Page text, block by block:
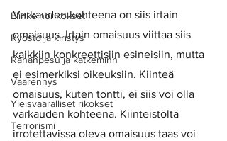
Elinkeinorikokset
Ryöstö ja kiristys
Rahanpesu ja kätkeminn
Väärennys
Yleisvaaralliset rikokset
Terrorismi
Varkauden kohteena on siis irtain
omaisuus. Irtain omaisuus viittaa siis
kaikkiin konkreettisiin esineisiin, mutta
ei esimerkiksi oikeuksiin. Kiinteä
omaisuus, kuten tontti, ei siis voi olla
varkauden kohteena. Kiinteistöltä
irrotettavissa oleva omaisuus taas voi